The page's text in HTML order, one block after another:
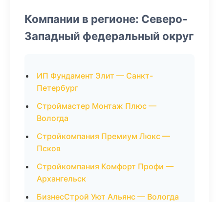
Компании в регионе: Северо-
Западный федеральный округ
ИП Фундамент Элит — Санкт-
Петербург
Строймастер Монтаж Плюс —
Вологда
Стройкомпания Премиум Люкс —
Псков
Стройкомпания Комфорт Профи —
Архангельск
БизнесСтрой Уют Альянс — Вологда